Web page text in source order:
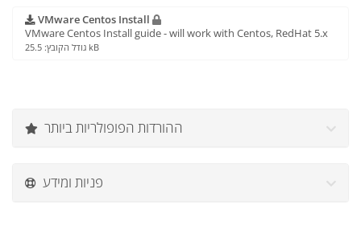
VMware Centos Install
VMware Centos Install guide - will work with Centos, RedHat 5.x
גודל הקובץ: 25.5 kB
ההורדות הפופולריות ביותר
פניות ומידע